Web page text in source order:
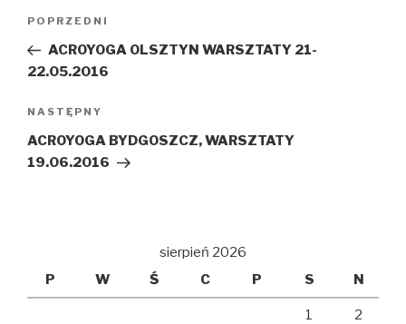
Nawigacja
Poprzedni
wpis
POPRZEDNI
ACROYOGA OLSZTYN WARSZTATY 21-
22.05.2016
Następny
wpis
NASTĘPNY
ACROYOGA BYDGOSZCZ, WARSZTATY
19.06.2016
sierpień 2026
P
W Ś C P S N
1 2